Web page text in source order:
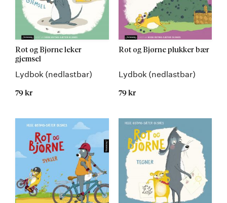
Rot og Bjørne leker
gjemsel
Lydbok (nedlastbar)
79 kr
Rot og Bjørne plukker bær
Lydbok (nedlastbar)
79 kr